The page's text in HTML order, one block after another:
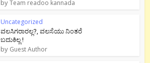
byTeam readoo kannada
Uncategorized
ವಲಸಿಗರಾರಲ್ಲ?, ವಲಸೆಯು ನಿಂತರೆ
ಬದುಕಿಲ್ಲ !
by Guest Author